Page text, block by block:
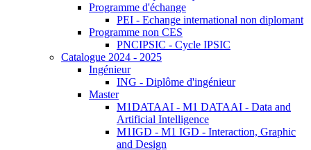
Programme d'échange
PEI - Echange international non diplomant
Programme non CES
PNCIPSIC - Cycle IPSIC
Catalogue 2024 - 2025
Ingénieur
ING - Diplôme d'ingénieur
Master
M1DATAAI - M1 DATAAI - Data and
Artificial Intelligence
M1IGD - M1 IGD - Interaction, Graphic
and Design